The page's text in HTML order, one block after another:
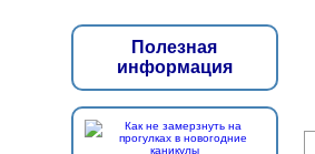
Полезная
информация